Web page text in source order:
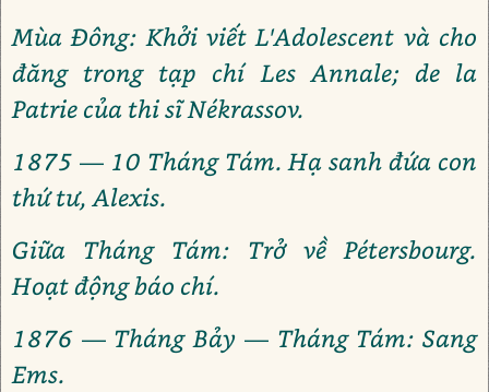
Mùa Đông: Khởi viết L'Adolescent và cho
đăng trong tạp chí Les Annale; de la
Patrie của thi sĩ Nékrassov.
1875 — 10 Tháng Tám. Hạ sanh đứa con
thứ tư, Alexis.
Giữa Tháng Tám: Trở về Pétersbourg.
Hoạt động báo chí.
1876 — Tháng Bảy — Tháng Tám: Sang
Ems.